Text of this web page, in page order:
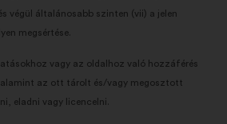
végül általánosabb szinten (vii) a jelen
megsértése.
vagy az oldalhoz való hozzáférés
az ott tárolt és/vagy megosztott
eladni vagy licencelni.